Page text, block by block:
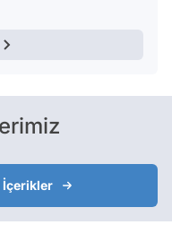
İçerikler